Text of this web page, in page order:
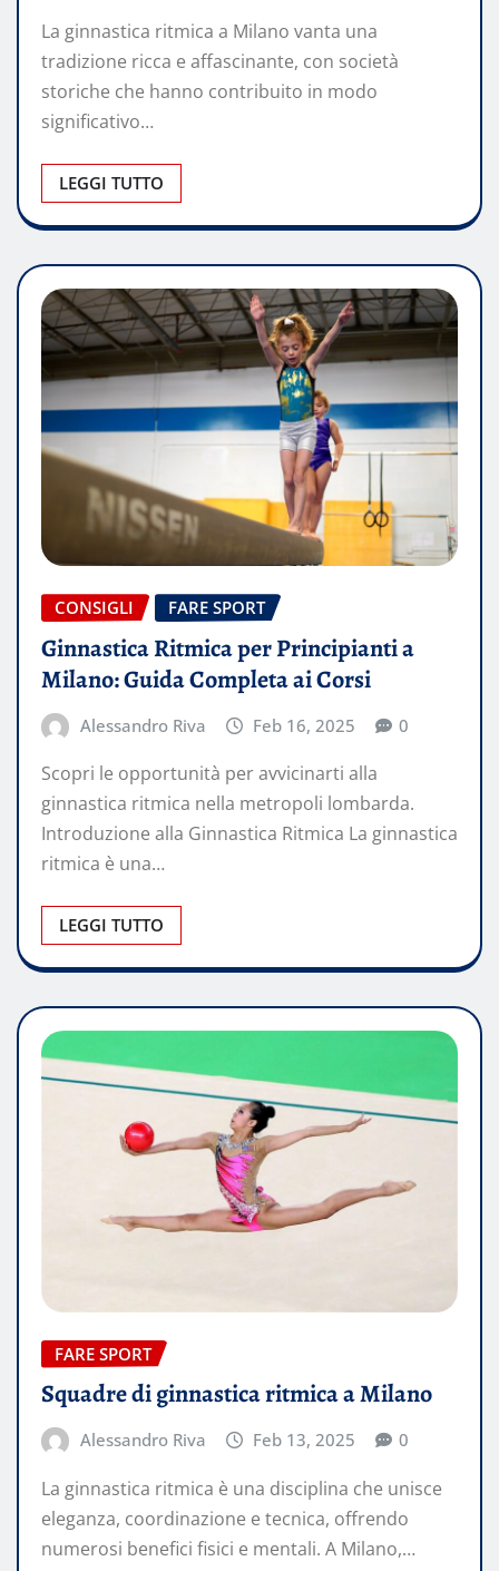
La ginnastica ritmica a Milano vanta una
tradizione ricca e affascinante, con società
storiche che hanno contribuito in modo
significativo…
LEGGI TUTTO
CONSIGLI FARE SPORT
Ginnastica Ritmica per Principianti a
Milano: Guida Completa ai Corsi
Alessandro Riva Feb 16, 2025 0
Scopri le opportunità per avvicinarti alla
ginnastica ritmica nella metropoli lombarda.
Introduzione alla Ginnastica Ritmica La ginnastica
ritmica è una…
LEGGI TUTTO
FARE SPORT
Squadre di ginnastica ritmica a Milano
Alessandro Riva Feb 13, 2025 0
La ginnastica ritmica è una disciplina che unisce
eleganza, coordinazione e tecnica, offrendo
numerosi benefici fisici e mentali. A Milano,…